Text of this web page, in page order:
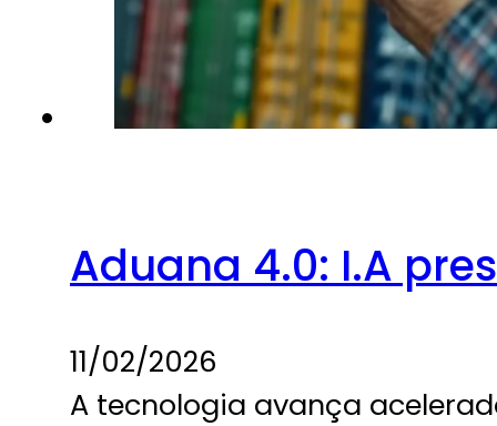
Aduana 4.0: I.A
11/02/2026
A tecnologia avança